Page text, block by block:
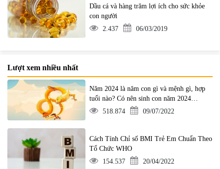
Dầu cá và hàng trăm lợi ích cho sức khỏe
con người
2.437
06/03/2019
Lượt xem nhiều nhất
Năm 2024 là năm con gì và mệnh gì, hợp
tuổi nào? Có nên sinh con năm 2024
không?518.874 09/07/2022
Cách Tính Chỉ số BMI Trẻ Em Chuẩn Theo
Tổ Chức WHO
154.537
20/04/2022